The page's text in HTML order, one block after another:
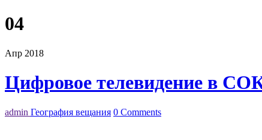
04
Апр 2018
Цифровое телевидение в
admin География вещания 0 Comments